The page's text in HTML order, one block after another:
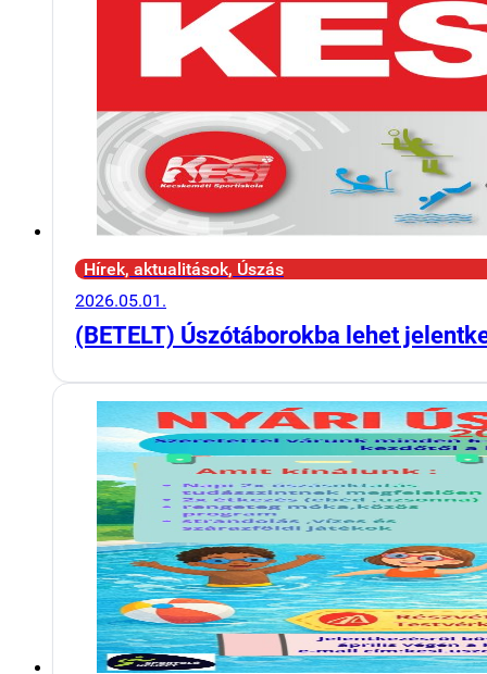
Hírek, aktualitások, Úszás
2026.05.01.
(BETELT) Úszótáborokba lehet